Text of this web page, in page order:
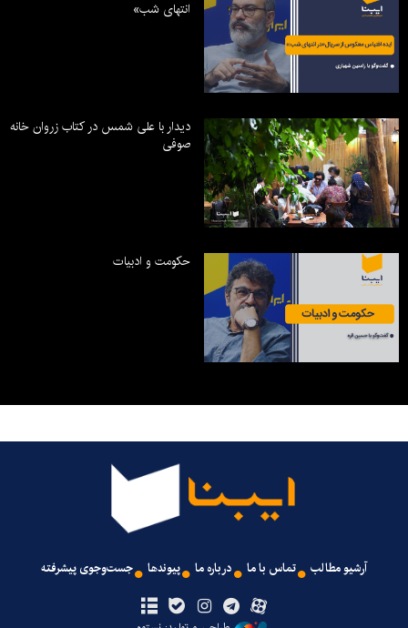
انتهای شب»
دیدار با علی شمس در کتاب زروان خانه
صوفی
حکومت و ادبیات
آرشیو مطالب تماس با ما درباره ما پیوندها جست‌وجوی پیشرفته